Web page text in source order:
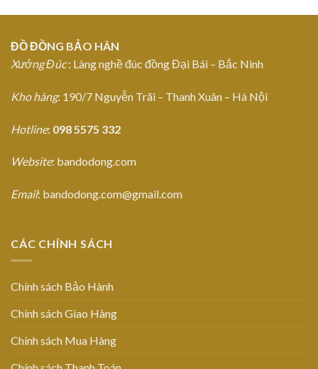
ĐỒ ĐỒNG BẢO HÂN
Xưởng Đúc: Làng nghề đúc đồng Đại Bái – Bắc Ninh
Kho hàng: 190/7 Nguyễn Trãi – Thanh Xuân – Hà Nội
Hotline: 098 5575 332
Website: bandodong.com
Email: bandodong.com@gmail.com
CÁC CHÍNH SÁCH
Chính sách Bảo Hành
Chính sách Giao Hàng
Chính sách Mua Hàng